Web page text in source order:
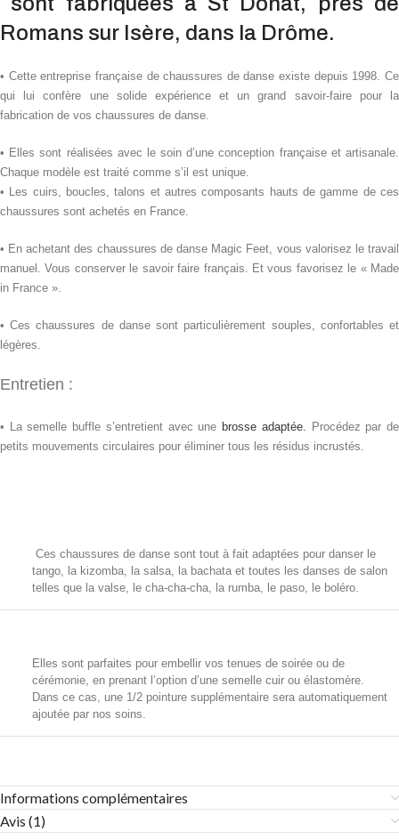
Romans sur Isère, dans la Drôme.
• Cette entreprise française de chaussures de danse existe depuis 1998. Ce
qui lui confère une solide expérience et un grand savoir-faire pour la
fabrication de vos chaussures de danse.
• Elles sont réalisées avec le soin d’une conception française et artisanale.
Chaque modèle est traité comme s’il est unique.
• Les cuirs, boucles, talons et autres composants hauts de gamme de ces
chaussures sont achetés en France.
• En achetant des chaussures de danse Magic Feet, vous valorisez le travail
manuel. Vous conserver le savoir faire français. Et vous favorisez le « Made
in France ».
• Ces chaussures de danse sont particulièrement souples, confortables et
légères.
Entretien :
• La semelle buffle s’entretient avec une brosse adaptée. Procédez par de
petits mouvements circulaires pour éliminer tous les résidus incrustés.
Ces chaussures de danse sont tout à fait adaptées pour danser le
tango, la kizomba, la salsa, la bachata et toutes les danses de salon
telles que la valse, le cha-cha-cha, la rumba, le paso, le boléro.
Elles sont parfaites pour embellir vos tenues de soirée ou de
cérémonie, en prenant l’option d’une semelle cuir ou élastomère.
Dans ce cas, une 1/2 pointure supplémentaire sera automatiquement
ajoutée par nos soins.
Informations complémentaires
Avis (1)